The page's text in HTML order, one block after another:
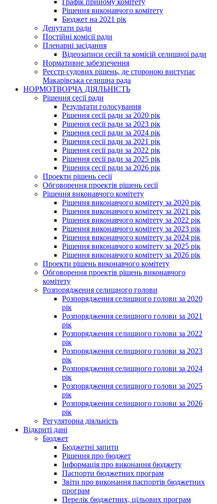
Графік прийому комітету
Рішення виконавчого комітету
Бюджет на 2021 рік
Депутати ради
Постійні комісії ради
Пленарні засідання
Відеозаписи сесій та комісій селищної ради
Нормативне забезпечення
Реєстр судових рішень, де стороною виступає
Макарівська селищна рада
НОРМОТВОРЧА ДІЯЛЬНІСТЬ
Рішення сесії ради
Результати голосування
Рішення сесії ради за 2020 рік
Рішення сесії ради за 2023 рік
Рішення сесії ради за 2024 рік
Рішення сесії ради за 2021 рік
Рішення сесії ради за 2022 рік
Рішення сесії ради за 2025 рік
Рішення сесії ради за 2026 рік
Проекти рішень сесії
Обговорення проектів рішень сесії
Рішення виконавчого комітету
Рішення виконавчого комітету за 2020 рік
Рішення виконавчого комітету за 2021 рік
Рішення виконавчого комітету за 2022 рік
Рішення виконавчого комітету за 2023 рік
Рішення виконавчого комітету за 2024 рік
Рішення виконавчого комітету за 2025 рік
Рішення виконавчого комітету за 2026 рік
Проекти рішень виконавчого комітету
Обговорення проектів рішень виконавчого
комітету
Розпорядження селищного голови
Розпорядження селищного голови за 2020
рік
Розпорядження селищного голови за 2021
рік
Розпорядження селищного голови за 2022
рік
Розпорядження селищного голови за 2023
рік
Розпорядження селищного голови за 2024
рік
Розпорядження селищного голови за 2025
рік
Розпорядження селищного голови за 2026
рік
Регуляторна діяльність
Відкриті дані
Бюджет
Бюджетні запити
Рішення про бюджет
Інформація про виконання бюджету
Паспорти бюджетних програм
Звіти про виконання паспортів бюджетних
програм
Перелік бюджетних, цільових програм